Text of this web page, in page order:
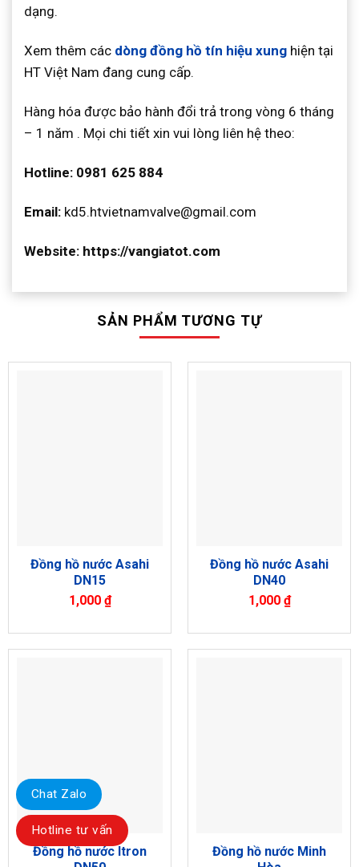
dạng.
Xem thêm các dòng đồng hồ tín hiệu xung hiện tại
HT Việt Nam đang cung cấp.
Hàng hóa được bảo hành đổi trả trong vòng 6 tháng
– 1 năm . Mọi chi tiết xin vui lòng liên hệ theo:
Hotline: 0981 625 884
Email: kd5.htvietnamvalve@gmail.com
Website: https://vangiatot.com
SẢN PHẨM TƯƠNG TỰ
Đồng hồ nước Asahi
DN15
1,000 ₫
Đồng hồ nước Asahi
DN40
1,000 ₫
Đồng hồ nước Itron
Đồng hồ nước Minh
Chat Zalo
Hotline tư vấn